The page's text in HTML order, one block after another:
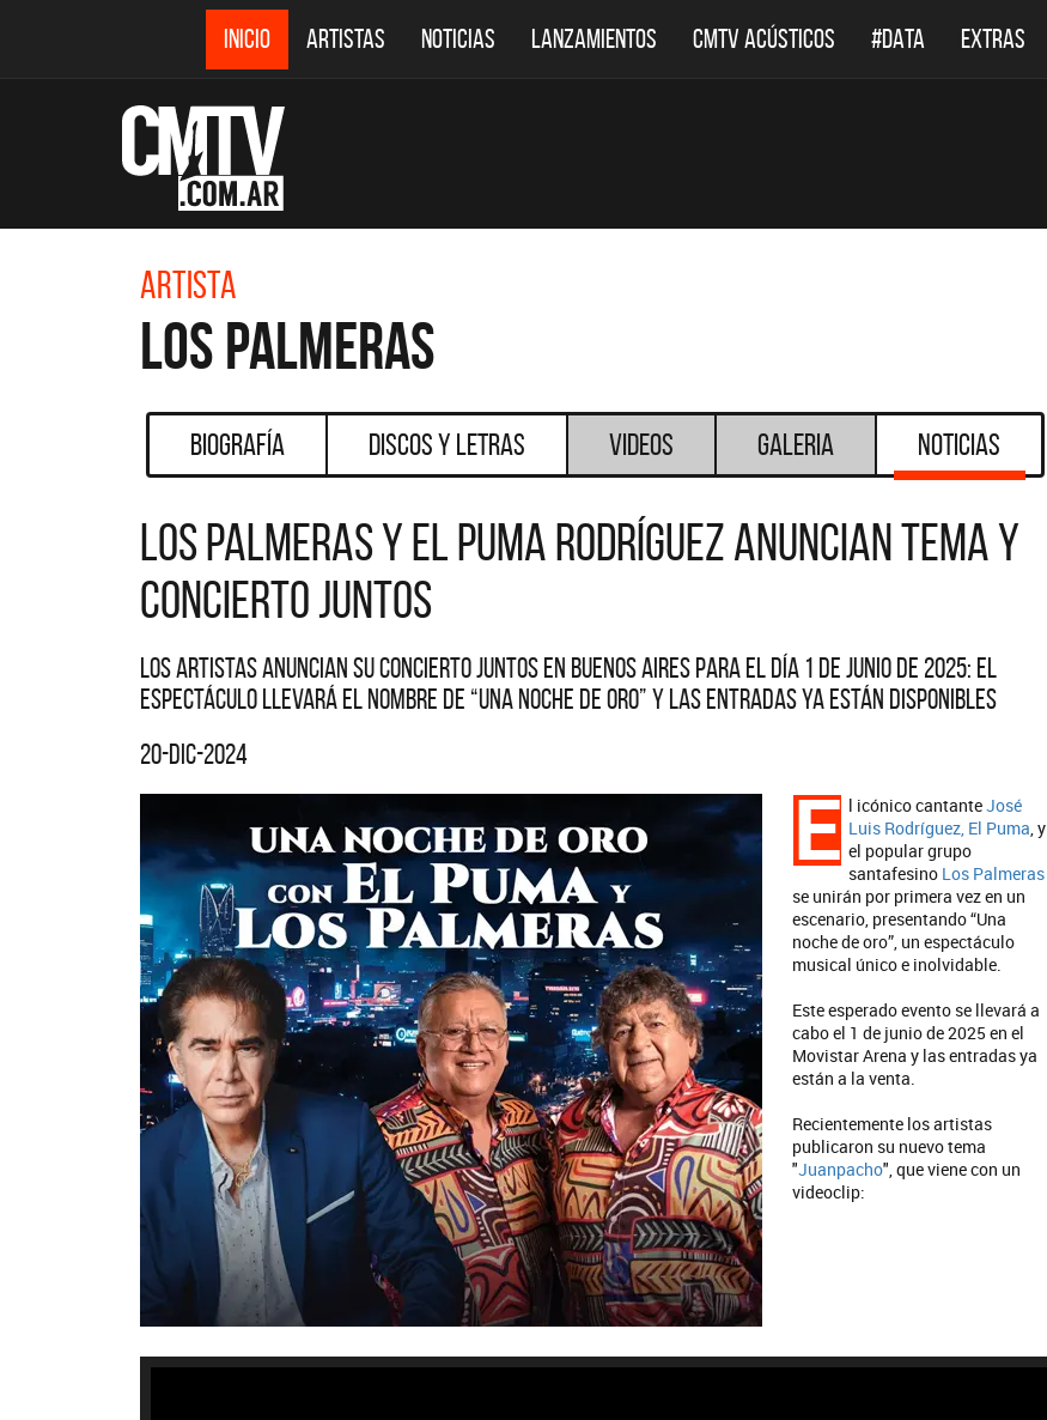
INICIO ARTISTAS NOTICIAS LANZAMIENTOS CMTV ACÚSTICOS #DATA EXTRAS
Artista
Los Palmeras
Biografía Discos y Letras Videos Galeria Noticias
Los Palmeras y El Puma Rodríguez anuncian tema y
concierto juntos
Los artistas anuncian su concierto juntos en Buenos Aires para el día 1 de junio de 2025: el
espectáculo llevará el nombre de “Una noche de oro” y las entradas ya están disponibles
20-dic-2024
E l icónico cantanteJosé
Luis Rodríguez, El Puma, y
el popular grupo
santafesino Los Palmeras
se unirán por primera vez en un
escenario, presentando “Una
noche de oro”, un espectáculo
musical único e inolvidable.
Este esperado evento se llevará a
cabo el 1 de junio de 2025 en el
Movistar Arena y las entradas ya
están a la venta.
Recientemente los artistas
publicaron su nuevo tema
"Juanpacho", que viene con un
videoclip: